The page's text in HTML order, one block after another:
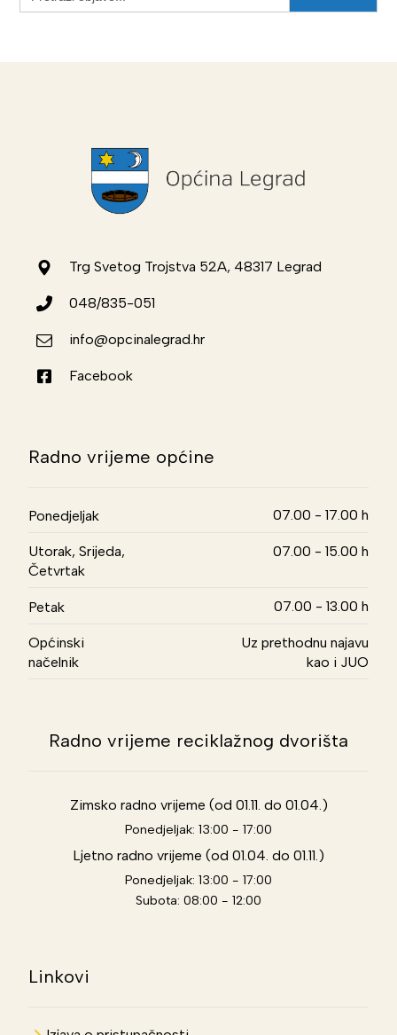
Trg Svetog Trojstva 52A, 48317 Legrad
048/835-051
info@opcinalegrad.hr
Facebook
Radno vrijeme općine
Ponedjeljak 07.00 - 17.00 h
Utorak, Srijeda,
Četvrtak
07.00 - 15.00 h
Petak 07.00 - 13.00 h
Općinski
načelnik
Uz prethodnu najavu
kao i JUO
Radno vrijeme reciklažnog dvorišta
Zimsko radno vrijeme (od 01.11. do 01.04.)
Ponedjeljak: 13:00 - 17:00
Ljetno radno vrijeme (od 01.04. do 01.11.)
Ponedjeljak: 13:00 - 17:00
Subota: 08:00 - 12:00
Linkovi